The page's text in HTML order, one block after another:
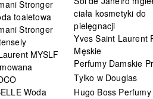
Stronger
toaletowa
Stronger
MYSLF
Woda
ciała kosmetyki do
pielęgnacji
Yves Saint Laurent
Męskie
Perfumy Damskie
Tylko w Douglas
Hugo Boss